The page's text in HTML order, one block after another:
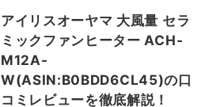
アイリスオーヤマ 大風量 セラ
ミックファンヒーター ACH-
M12A-
W(ASIN:B0BDD6CL45)の口
コミレビューを徹底解説！